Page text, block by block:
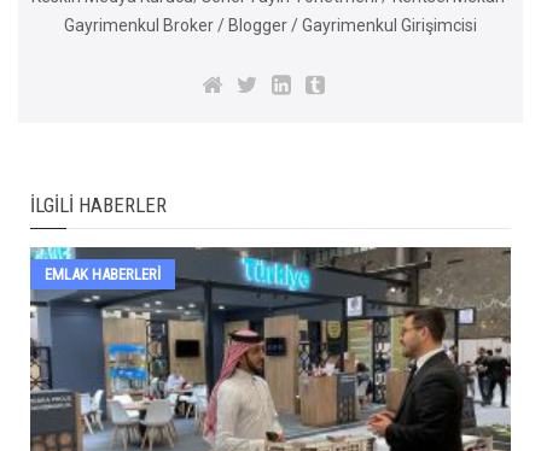
Gayrimenkul Broker / Blogger / Gayrimenkul Girişimcisi
İLGILI HABERLER
EMLAK HABERLERI